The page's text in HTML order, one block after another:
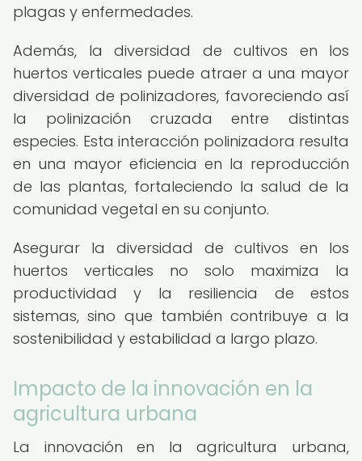
plagas y enfermedades.
Además, la diversidad de cultivos en los
huertos verticales puede atraer a una mayor
diversidad de polinizadores, favoreciendo así
la polinización cruzada entre distintas
especies. Esta interacción polinizadora resulta
en una mayor eficiencia en la reproducción
de las plantas, fortaleciendo la salud de la
comunidad vegetal en su conjunto.
Asegurar la diversidad de cultivos en los
huertos verticales no solo maximiza la
productividad y la resiliencia de estos
sistemas, sino que también contribuye a la
sostenibilidad y estabilidad a largo plazo.
Impacto de la innovación en la
agricultura urbana
La innovación en la agricultura urbana,